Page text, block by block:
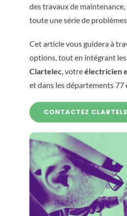
des travaux de
toute une série de
Cet article vous guidera à
options, tout en intégrant
Clartelec, votreélectricien
et dans les départements 77
CONTACTEZ